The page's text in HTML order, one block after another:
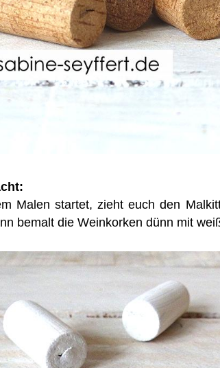
Malen startet, zieht euch den
bemalt die Weinkorken dünn mit